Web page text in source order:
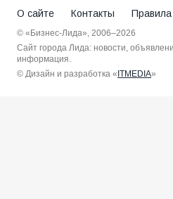
О сайте Контакты Правила
© «Бизнес-Лида», 2006–2026
Сайт города Лида: новости,
информация.
© Дизайн и разработка «ITMEDIA»